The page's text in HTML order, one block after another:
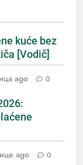
kuće bez
[Vodič]
ago 0
ago 0